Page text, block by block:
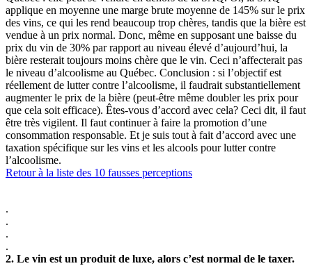
applique en moyenne une marge brute moyenne de 145% sur le prix
des vins, ce qui les rend beaucoup trop chères, tandis que la bière est
vendue à un prix normal. Donc, même en supposant une baisse du
prix du vin de 30% par rapport au niveau élevé d’aujourd’hui, la
bière resterait toujours moins chère que le vin. Ceci n’affecterait pas
le niveau d’alcoolisme au Québec. Conclusion : si l’objectif est
réellement de lutter contre l’alcoolisme, il faudrait substantiellement
augmenter le prix de la bière (peut-être même doubler les prix pour
que cela soit efficace). Êtes-vous d’accord avec cela? Ceci dit, il faut
être très vigilent. Il faut continuer à faire la promotion d’une
consommation responsable. Et je suis tout à fait d’accord avec une
taxation spécifique sur les vins et les alcools pour lutter contre
l’alcoolisme.
Retour à la liste des 10 fausses perceptions
.
.
.
.
2. Le vin est un produit de luxe, alors c’est normal de le taxer.